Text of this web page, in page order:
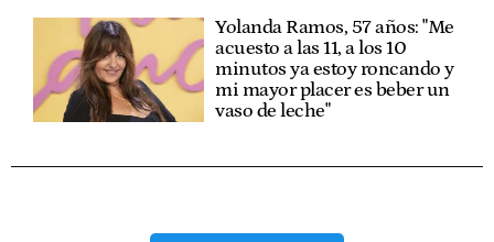
Yolanda Ramos, 57 años: "Me
acuesto a las 11, a los 10
minutos ya estoy roncando y
mi mayor placer es beber un
vaso de leche"